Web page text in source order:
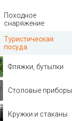
Походное
снаряжение
Туристическая
посуда
Фляжки, бутылки
Столовые приборы
Кружки и стаканы